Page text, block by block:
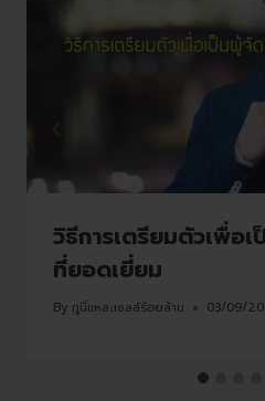
วิธีการเตรียมตัวเพื่อ
ที่ยอดเยี่ยม
By กูนี่แหละเซลล์ร้อยล้าน 03/09/